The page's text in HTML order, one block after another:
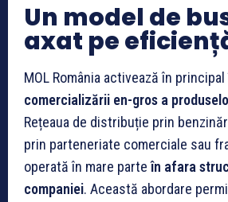
Un model de
axat pe
MOL România activează în principal
comercializării en-gros a
Rețeaua de distribuție prin
prin parteneriate comerciale sau
operată în mare parteîn afara
companiei. Această abordare